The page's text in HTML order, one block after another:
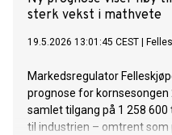
sterk vekst i mathvete
19.5.2026 13:01:45 CEST
Markedsregulator
prognose for
samlet tilgang på 1 258
til industrien – omtrent som